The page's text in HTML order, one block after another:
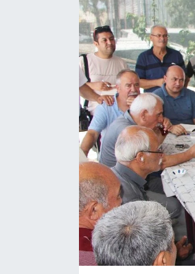
GÜNDEM
HABERDE İNSAN
KÜLTÜR SANAT
MAGAZİN
POLİTİKA
RESMİ İLANLAR
Haber Arşivi